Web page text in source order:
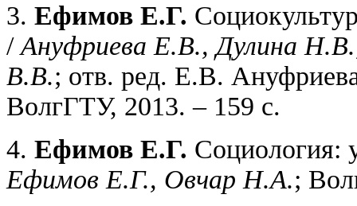
3. Ефимов Е.Г.
/Ануфриева Е.В., Дулина
В.В.; отв. ред. Е.В.
ВолгГТУ, 2013. – 159 с.
4. Ефимов Е.Г. Социология:
Ефимов Е.Г., Овчар Н.А.;